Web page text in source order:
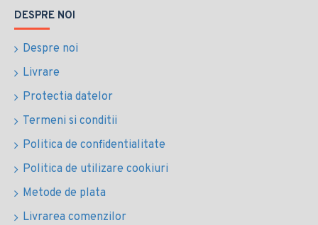
DESPRE NOI
Despre noi
Livrare
Protectia datelor
Termeni si conditii
Politica de confidentialitate
Politica de utilizare cookiuri
Metode de plata
Livrarea comenzilor